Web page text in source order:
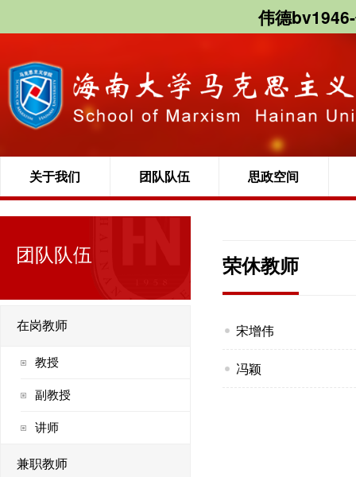
伟德
关于我们 团队队伍 思政空间
团队队伍
在岗教师
教授
副教授
讲师
兼职教师
荣休教师
宋增伟
冯颖